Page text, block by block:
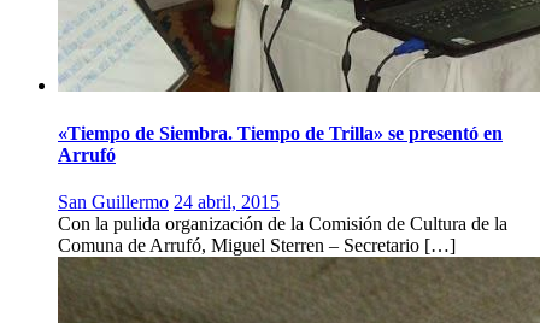
«Tiempo de Siembra. Tiempo de Trilla» se presentó en
Arrufó
San Guillermo 24 abril, 2015
Con la pulida organización de la Comisión de Cultura de la
Comuna de Arrufó, Miguel Sterren – Secretario […]